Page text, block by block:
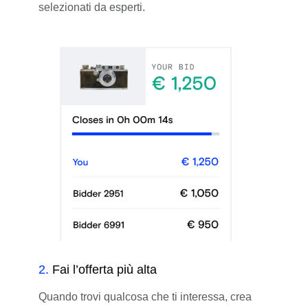
selezionati da esperti.
2. Fai l’offerta più alta
Quando trovi qualcosa che ti interessa, crea